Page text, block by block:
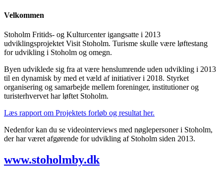
Velkommen
Stoholm Fritids- og Kulturcenter igangsatte i 2013
udviklingsprojektet Visit Stoholm. Turisme skulle være løftestang
for udvikling i Stoholm og omegn.
Byen udviklede sig fra at være henslumrende uden udvikling i 2013
til en dynamisk by med et væld af initiativer i 2018. Styrket
organisering og samarbejde mellem foreninger, institutioner og
turisterhvervet har løftet Stoholm.
Læs rapport om Projektets forløb og resultat her.
Nedenfor kan du se videointerviews med nøglepersoner i Stoholm,
der har været afgørende for udvikling af Stoholm siden 2013.
www.stoholmby.dk